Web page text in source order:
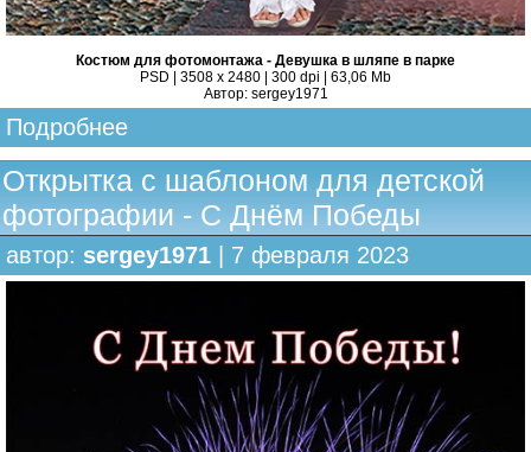
Костюм для фотомонтажа - Девушка в шляпе в парке
PSD | 3508 x 2480 | 300 dpi | 63,06 Mb
Автор: sergey1971
Подробнее
Открытка с шаблоном для детской
фотографии - С Днём Победы
автор: sergey1971 | 7 февраля 2023